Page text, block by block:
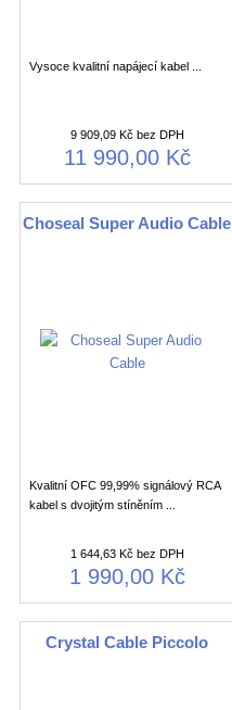
Vysoce kvalitní napájecí kabel ...
9 909,09 Kč bez DPH
11 990,00 Kč
Choseal Super Audio Cable
Kvalitní OFC 99,99% signálový RCA
kabel s dvojitým stíněním ...
1 644,63 Kč bez DPH
1 990,00 Kč
Crystal Cable Piccolo